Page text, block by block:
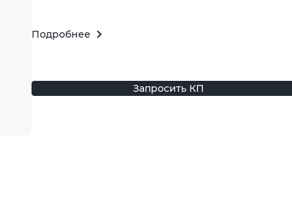
Подробнее
Запросить КП